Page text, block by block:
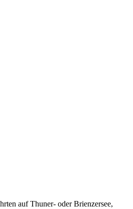
auf Thuner- oder Brienzersee,